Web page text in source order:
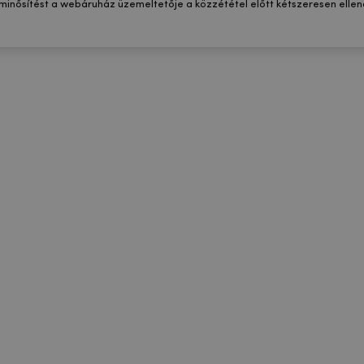
a webáruház üzemeltetője a közzététel előtt kétszeresen